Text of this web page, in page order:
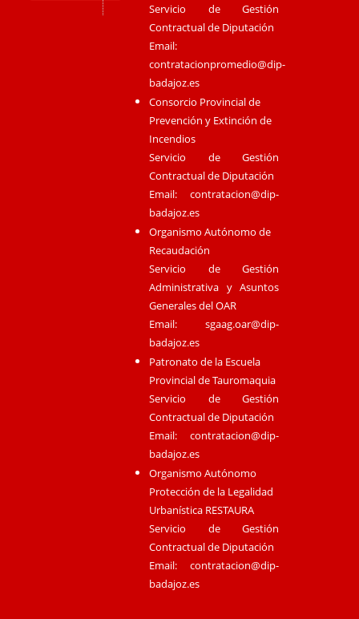
Servicio de Gestión
Contractual de Diputación
Email:
contratacionpromedio@dip-
badajoz.es
Consorcio Provincial de
Prevención y Extinción de
Incendios
Servicio de Gestión
Contractual de Diputación
Email:contratacion@dip-
badajoz.es
Organismo Autónomo de
Recaudación
Servicio de Gestión
Administrativa y Asuntos
Generales del OAR
Email:sgaag.oar@dip-
badajoz.es
Patronato de la Escuela
Provincial de Tauromaquia
Servicio de Gestión
Contractual de Diputación
Email:contratacion@dip-
badajoz.es
Organismo Autónomo
Protección de la Legalidad
Urbanística RESTAURA
Servicio de Gestión
Contractual de Diputación
Email:contratacion@dip-
badajoz.es